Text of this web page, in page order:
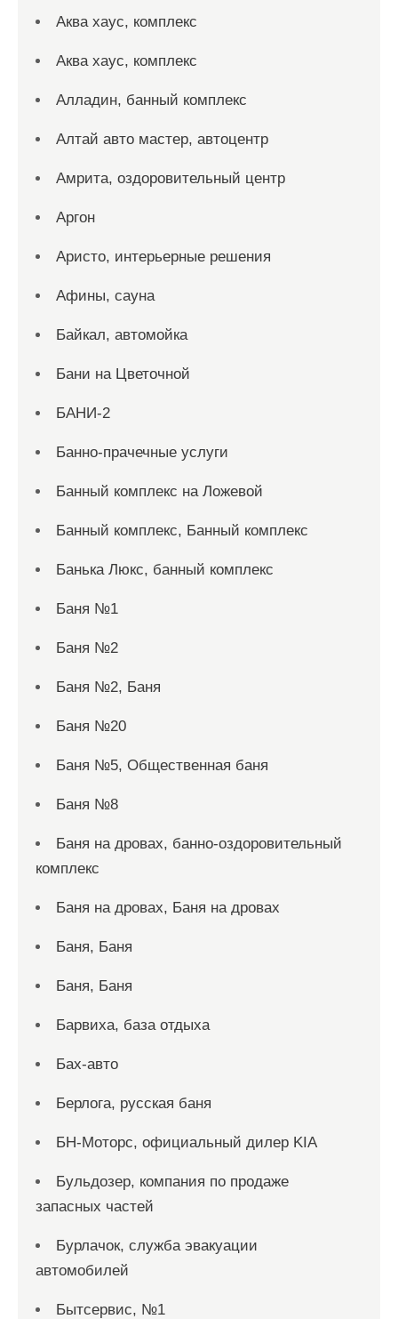
Аква хаус, комплекс
Аква хаус, комплекс
Алладин, банный комплекс
Алтай авто мастер, автоцентр
Амрита, оздоровительный центр
Аргон
Аристо, интерьерные решения
Афины, сауна
Байкал, автомойка
Бани на Цветочной
БАНИ-2
Банно-прачечные услуги
Банный комплекс на Ложевой
Банный комплекс, Банный комплекс
Банька Люкс, банный комплекс
Баня №1
Баня №2
Баня №2, Баня
Баня №20
Баня №5, Общественная баня
Баня №8
Баня на дровах, банно-оздоровительный
комплекс
Баня на дровах, Баня на дровах
Баня, Баня
Баня, Баня
Барвиха, база отдыха
Бах-авто
Берлога, русская баня
БН-Моторс, официальный дилер KIA
Бульдозер, компания по продаже
запасных частей
Бурлачок, служба эвакуации
автомобилей
Бытсервис, №1